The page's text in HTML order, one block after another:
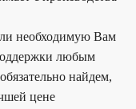
необходимую Вам
любым
найдем,
цене